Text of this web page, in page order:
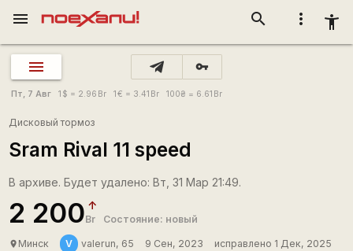
more_vert accessibility_new
search
menu
vpn_key
Пт, 7 Авг 1 $ = 2.96 Br 1€ = 3.41 Br 100₴ = 6.61 Br
Дисковый тормоз
Sram Rival 11 speed
В архиве. Будет удалено: Вт, 31 Мар 21:49.
2 200Br Состояние: новый
place Минск V valerun, 65 9 Сен, 2023
исправлено 1 Дек, 2025